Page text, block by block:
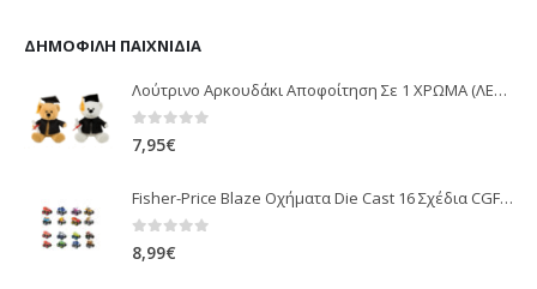
ΔΗΜΟΦΙΛΉ ΠΑΙΧΝΊΔΙΑ
Λούτρινο Αρκουδάκι Αποφοίτηση Σε 1 ΧΡΩΜΑ (ΛΕΥΚΟ)25Εκ 1850
0out of 5
7,95€
Fisher-Price Blaze Οχήματα Die Cast 16 Σχέδια CGF20
0 out of 5
8,99€